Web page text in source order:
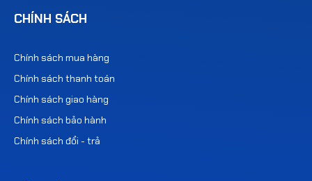
CHÍNH SÁCH
Chính sách mua hàng
Chính sách thanh toán
Chính sách giao hàng
Chính sách bảo hành
Chính sách đổi - trả